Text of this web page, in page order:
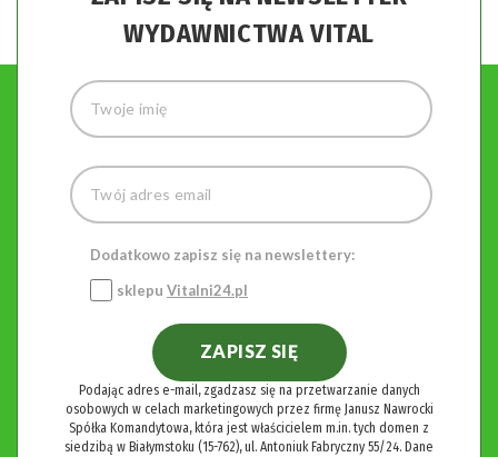
WYDAWNICTWA VITAL
Dodatkowo zapisz się na newslettery:
sklepu Vitalni24.pl
ZAPISZ SIĘ
Podając adres e-mail, zgadzasz się na przetwarzanie danych
osobowych w celach marketingowych przez firmę Janusz Nawrocki
Spółka Komandytowa, która jest właścicielem m.in. tych domen z
siedzibą w Białymstoku (15-762), ul. Antoniuk Fabryczny 55/24. Dane